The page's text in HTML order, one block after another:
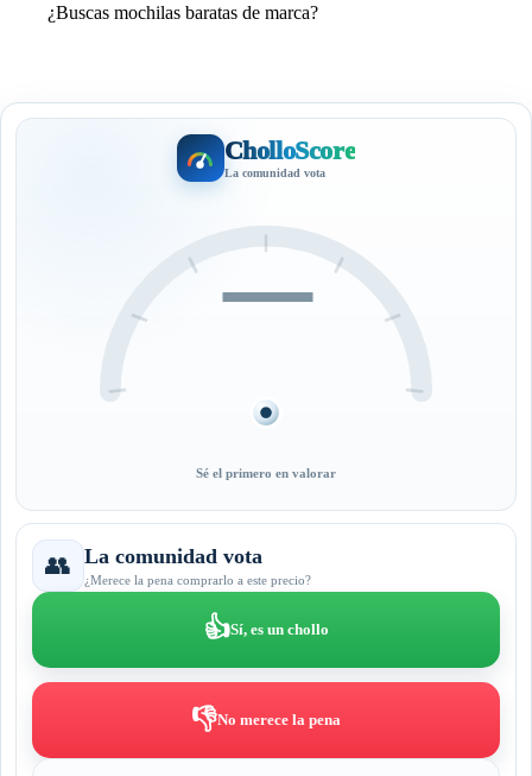
¿Buscas mochilas baratas de marca?
CholloScore
La comunidad vota
—
Sé el primero en valorar
👥 La comunidad vota
¿Merece la pena comprarlo a este precio?
👍Sí, es un chollo
👎No merece la pena